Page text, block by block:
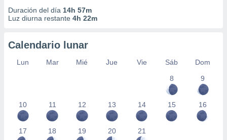
Duración del día 14h 57m
Luz diurna restante 4h 22m
Calendario lunar
Lun Mar Mié Jue Vie Sáb
Dom
8
9
10 11 12 13 14 15 16
17 18 19 20 21